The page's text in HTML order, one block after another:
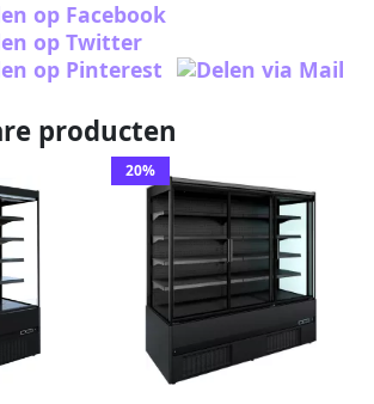
producten
20%